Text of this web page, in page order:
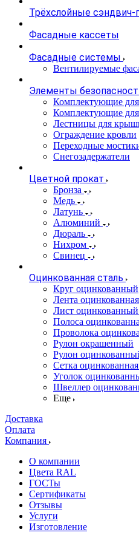
Трёхслойные сэндвич-
Фасадные кассеты
Фасадные системы
Вентилируемые
Элементы
Комплектующие
Комплектующие для
Лестницы для
Ограждение кровли
Переходные
Снегозадержатели
Цветной прокат
Бронза
Медь
Латунь
Алюминий
Дюраль
Нихром
Свинец
Оцинкованная сталь
Круг оцинкованный
Лента оцинкованная
Лист оцинкованный
Полоса
Проволока
Рулон окрашенный
Рулон
Сетка оцинкованная
Уголок
Швеллер
Еще
Доставка
Оплата
Компания
О компании
Цвета RAL
ГОСТы
Сертификаты
Отзывы
Услуги
Изготовление